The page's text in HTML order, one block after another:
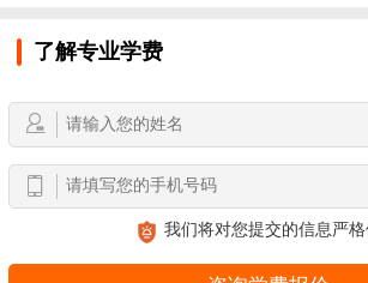
了解专业学费
我们将对您提交的信息严